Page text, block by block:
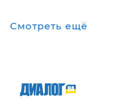
Смотреть ещё